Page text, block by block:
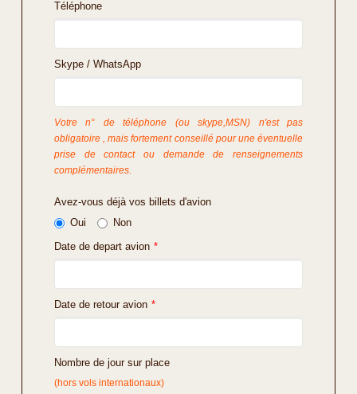
Téléphone
Skype / WhatsApp
Votre n° de téléphone (ou skype,MSN) n'est pas
obligatoire , mais fortement conseillé pour une éventuelle
prise de contact ou demande de renseignements
complémentaires.
Avez-vous déjà vos billets d'avion
Oui
Non
Date de depart avion *
Date de retour avion *
Nombre de jour sur place
(hors vols internationaux)